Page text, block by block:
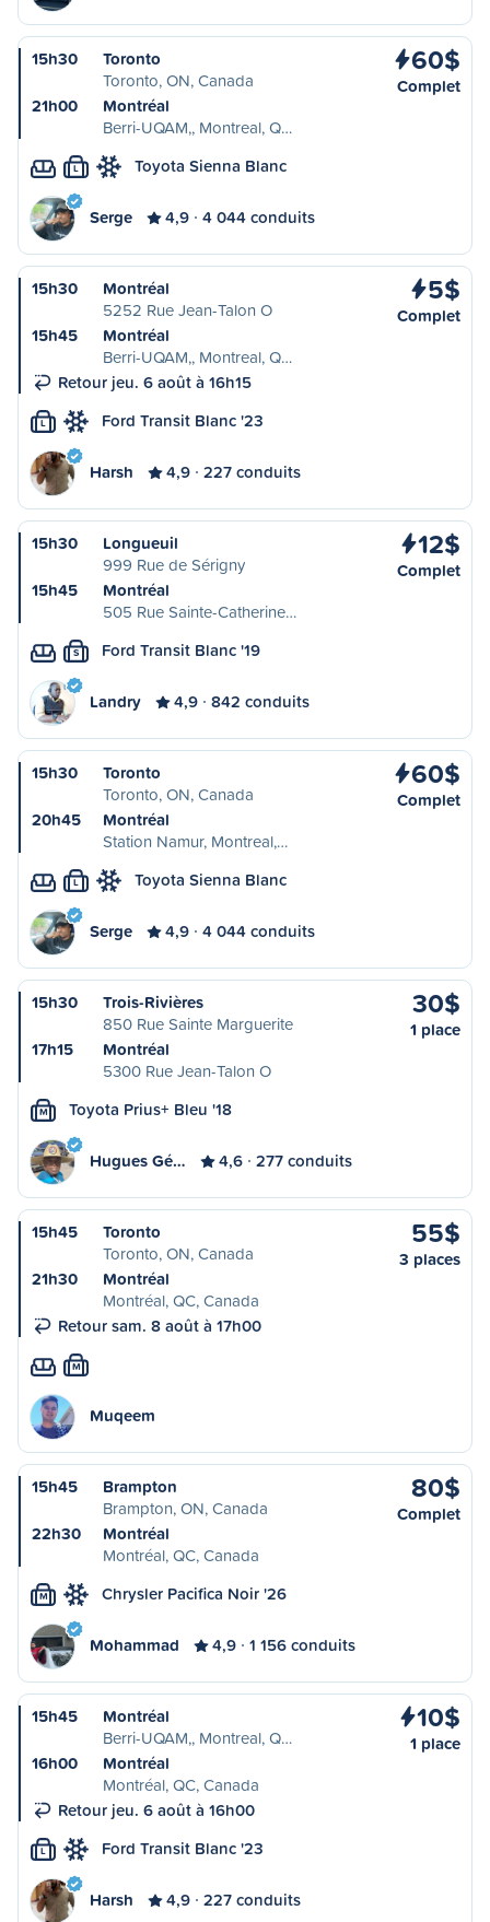
15h30
Toronto
Toronto, ON, Canada
21h00
Montréal
Berri-UQAM,, Montreal, Q…
60$
Complet
L Toyota Sienna Blanc
Serge 4,9 4 044 conduits
15h30
Montréal
5252 Rue Jean-Talon O
15h45
Montréal
Berri-UQAM,, Montreal, Q…
Retour jeu. 6 août à 16h15
5$
Complet
L Ford Transit Blanc '23
Harsh 4,9 227 conduits
15h30
Longueuil
999 Rue de Sérigny
15h45
Montréal
505 Rue Sainte-Catherine…
12$
Complet
S Ford Transit Blanc '19
Landry 4,9 842 conduits
15h30
Toronto
Toronto, ON, Canada
20h45
Montréal
Station Namur, Montreal,…
60$
Complet
L Toyota Sienna Blanc
Serge 4,9 4 044 conduits
15h30
Trois-Rivières
850 Rue Sainte Marguerite
17h15
Montréal
5300 Rue Jean-Talon O
30$
1 place
M Toyota Prius+ Bleu '18
Hugues Gé… 4,6 277 conduits
15h45
Toronto
Toronto, ON, Canada
21h30
Montréal
Montréal, QC, Canada
Retour sam. 8 août à 17h00
55$
3 places
M
Muqeem
15h45
Brampton
Brampton, ON, Canada
22h30
Montréal
Montréal, QC, Canada
80$
Complet
M Chrysler Pacifica Noir '26
Mohammad 4,9 1 156 conduits
15h45
Montréal
Berri-UQAM,, Montreal, Q…
16h00
Montréal
Montréal, QC, Canada
Retour jeu. 6 août à 16h00
10$
1 place
L Ford Transit Blanc '23
Harsh 4,9 227 conduits